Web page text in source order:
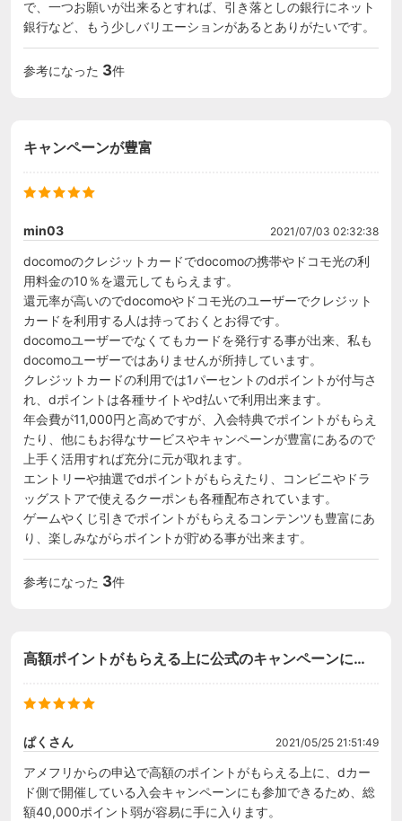
で、一つお願いが出来るとすれば、引き落としの銀行にネット
銀行など、もう少しバリエーションがあるとありがたいです。
参考になった 3件
キャンペーンが豊富
min03 2021/07/03 02:32:38
docomoのクレジットカードでdocomoの携帯やドコモ光の利
用料金の10％を還元してもらえます。
還元率が高いのでdocomoやドコモ光のユーザーでクレジット
カードを利用する人は持っておくとお得です。
docomoユーザーでなくてもカードを発行する事が出来、私も
docomoユーザーではありませんが所持しています。
クレジットカードの利用では1パーセントのdポイントが付与さ
れ、dポイントは各種サイトやd払いで利用出来ます。
年会費が11,000円と高めですが、入会特典でポイントがもらえ
たり、他にもお得なサービスやキャンペーンが豊富にあるので
上手く活用すれば充分に元が取れます。
エントリーや抽選でdポイントがもらえたり、コンビニやドラ
ッグストアで使えるクーポンも各種配布されています。
ゲームやくじ引きでポイントがもらえるコンテンツも豊富にあ
り、楽しみながらポイントが貯める事が出来ます。
参考になった 3件
高額ポイントがもらえる上に公式のキャンペーンにも
ぱくさん 2021/05/25 21:51:49
アメフリからの申込で高額のポイントがもらえる上に、dカー
ド側で開催している入会キャンペーンにも参加できるため、総
額40,000ポイント弱が容易に手に入ります。